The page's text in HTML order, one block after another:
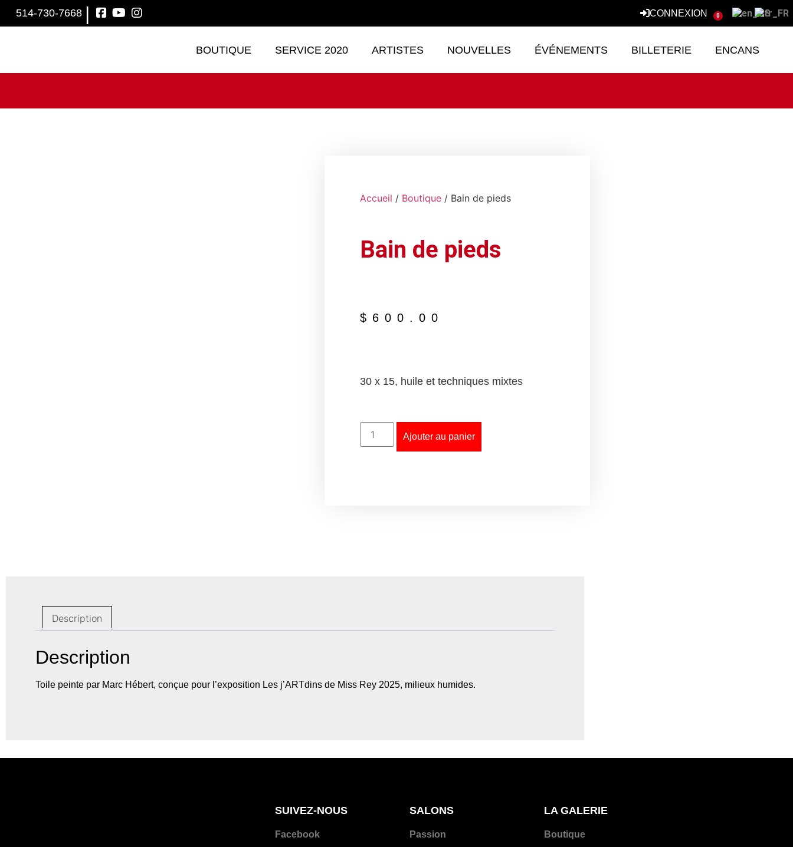
514-730-7668 | CONNEXION 0
BOUTIQUE SERVICE 2020 ARTISTES NOUVELLES ÉVÉNEMENTS BILLETERIE ENCANS
Accueil / Boutique / Bain de pieds
Bain de pieds
$ 600.00
30 x 15, huile et techniques mixtes
Ajouter au panier
Description
Description
Toile peinte par Marc Hébert, conçue pour l’exposition Les j’ARTdins de Miss Rey 2025, milieux humides.
SUIVEZ-NOUS
Facebook
SALONS
Passion
LA GALERIE
Boutique